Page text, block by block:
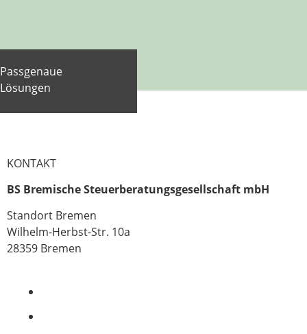
Passgenaue
Lösungen
KONTAKT
BS Bremische Steuerberatungsgesellschaft mbH
Standort Bremen
Wilhelm-Herbst-Str. 10a
28359 Bremen